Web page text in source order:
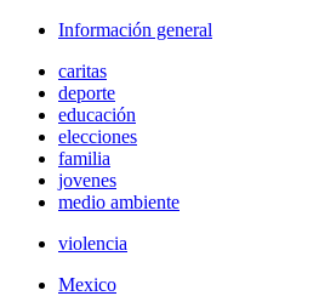
Información general
caritas
deporte
educación
elecciones
familia
jovenes
medio ambiente
violencia
Mexico